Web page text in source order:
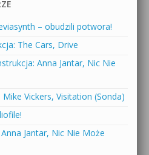
– obudzili potwora!
The Cars, Drive
Anna Jantar, Nic Nie
Vickers, Visitation (Sonda)
Jantar, Nic Nie Może